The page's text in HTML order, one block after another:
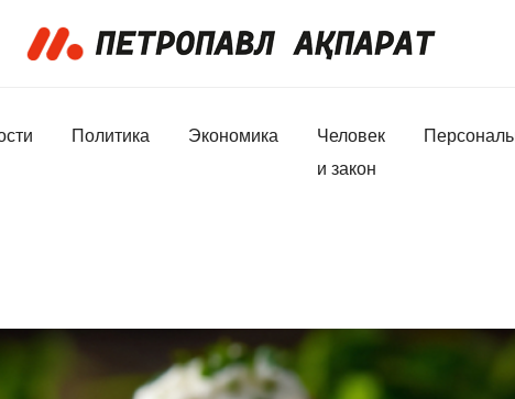
Политика Экономика
Человек
и закон